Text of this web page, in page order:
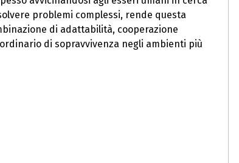
problemi complessi, rende questa
di adattabilità, cooperazione
di sopravvivenza negli ambienti più